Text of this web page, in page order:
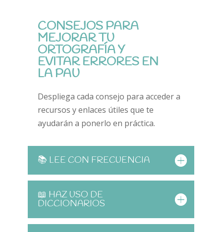
CONSEJOS PARA
MEJORAR TU
ORTOGRAFÍA Y
EVITAR ERRORES EN
LA PAU
Despliega cada consejo para acceder a
recursos y enlaces útiles que te
ayudarán a ponerlo en práctica.
📚 LEE CON FRECUENCIA
📖 HAZ USO DE
DICCIONARIOS